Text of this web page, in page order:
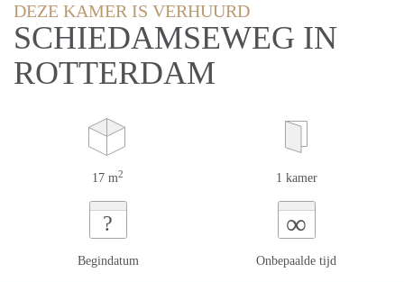
DEZE KAMER IS VERHUURD
SCHIEDAMSEWEG IN
ROTTERDAM
17 m2 1 kamer
?
Begindatum
∞
Onbepaalde tijd